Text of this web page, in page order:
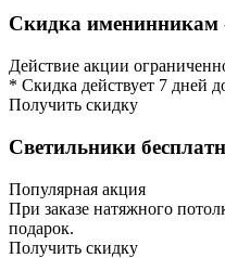
Скидка именинникам
Действие акции
* Скидка действует 7 дней
Получить скидку
Светильники
Популярная акция
При заказе натяжного
подарок.
Получить скидку